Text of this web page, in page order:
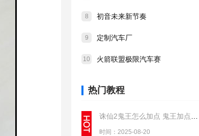
8 初音未来新节奏
9 定制汽车厂
10 火箭联盟极限汽车赛
热门教程
时间：2025-08-20